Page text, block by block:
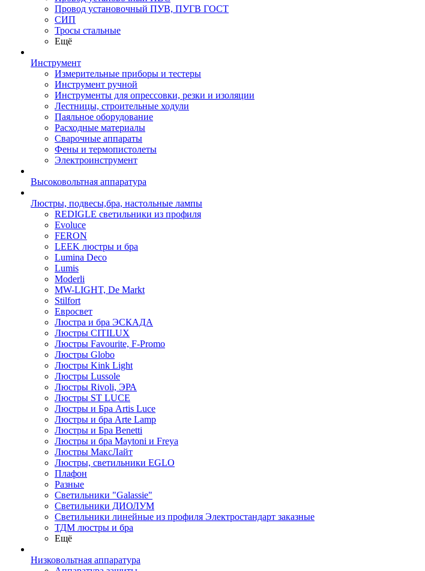
Провод установочный ПУВ, ПУГВ ГОСТ
СИП
Тросы стальные
Ещё
Инструмент
Измерительные приборы и тестеры
Инструмент ручной
Инструменты для опрессовки, резки и изоляции
Лестницы, строительные ходули
Паяльное оборудование
Расходные материалы
Сварочные аппараты
Фены и термопистолеты
Электроинструмент
Высоковольтная аппаратура
Люстры, подвесы,бра, настольные лампы
REDIGLE светильники из профиля
Evoluce
FERON
LEEK люстры и бра
Lumina Deco
Lumis
Moderli
MW-LIGHT, De Markt
Stilfort
Евросвет
Люстра и бра ЭСКАДА
Люстры CITILUX
Люстры Favourite, F-Promo
Люстры Globo
Люстры Kink Light
Люстры Lussole
Люстры Rivoli, ЭРА
Люстры ST LUCE
Люстры и Бра Artis Luce
Люстры и бра Arte Lamp
Люстры и Бра Benetti
Люстры и бра Maytoni и Freya
Люстры МаксЛайт
Люстры, светильники EGLO
Плафон
Разные
Светильники "Galassie"
Светильники ДИОЛУМ
Светильники линейные из профиля Электростандарт заказные
ТДМ люстры и бра
Ещё
Низковольтная аппаратура